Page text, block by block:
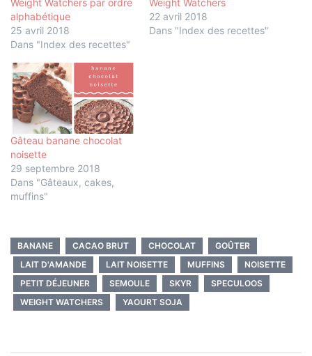
alphabétique
25 avril 2018
Dans "Index des recettes"
22 avril 2018
Dans "Index des recettes"
Gâteau banane chocolat
noisette
29 septembre 2018
Dans "Gâteaux, cakes,
muffins"
BANANE CACAO BRUT CHOCOLAT
GOÛTER
LAIT D'AMANDE
LAIT NOISETTE MUFFINS
NOISETTE
PETIT DÉJEUNER
SEMOULE SKYR
SPECULOOS
WEIGHT WATCHERS
YAOURT SOJA